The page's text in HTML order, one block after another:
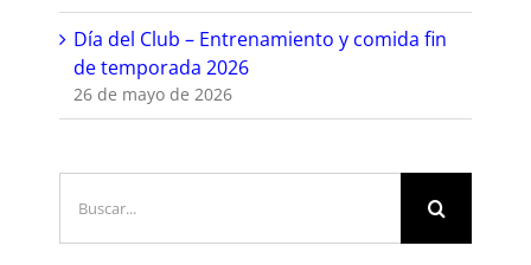
Día del Club – Entrenamiento y comida fin
de temporada 2026
26 de mayo de 2026